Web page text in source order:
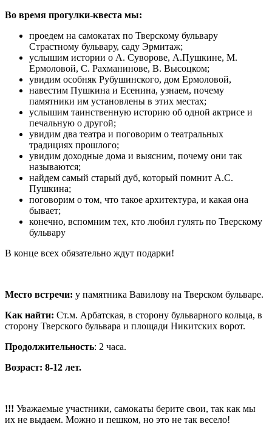
Во время прогулки-квеста мы:
проедем на самокатах по Тверскому бульвару
Страстному бульвару, саду Эрмитаж;
услышим истории о А. Суворове, А.Пушкине, М.
Ермоловой, С. Рахманинове, В. Высоцком;
увидим особняк Рубушинского, дом Ермоловой,
навестим Пушкина и Есенина, узнаем, почему
памятники им установлены в этих местах;
услышим таинственную историю об одной актрисе и
печальную о другой;
увидим два театра и поговорим о театральных
традициях прошлого;
увидим доходные дома и выясним, почему они так
называются;
найдем самый старый дуб, который помнит А.С.
Пушкина;
поговорим о том, что такое архитектура, и какая она
бывает;
конечно, вспомним тех, кто любил гулять по Тверскому
бульвару
В конце всех обязательно ждут подарки!
Место встречи: у памятника Вавилову на Тверском бульваре.
Как найти: Ст.м. Арбатская, в сторону бульварного кольца, в
сторону Тверского бульвара и площади Никитских ворот.
Продолжительность: 2 часа.
Возраст: 8-12 лет.
!!! Уважаемые участники, самокаты берите свои, так как мы
их не выдаем. Можно и пешком, но это не так весело!